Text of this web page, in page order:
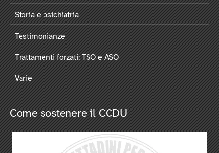
Storia e psichiatria
Testimonianze
Trattamenti forzati: TSO e ASO
Varie
Come sostenere il CCDU